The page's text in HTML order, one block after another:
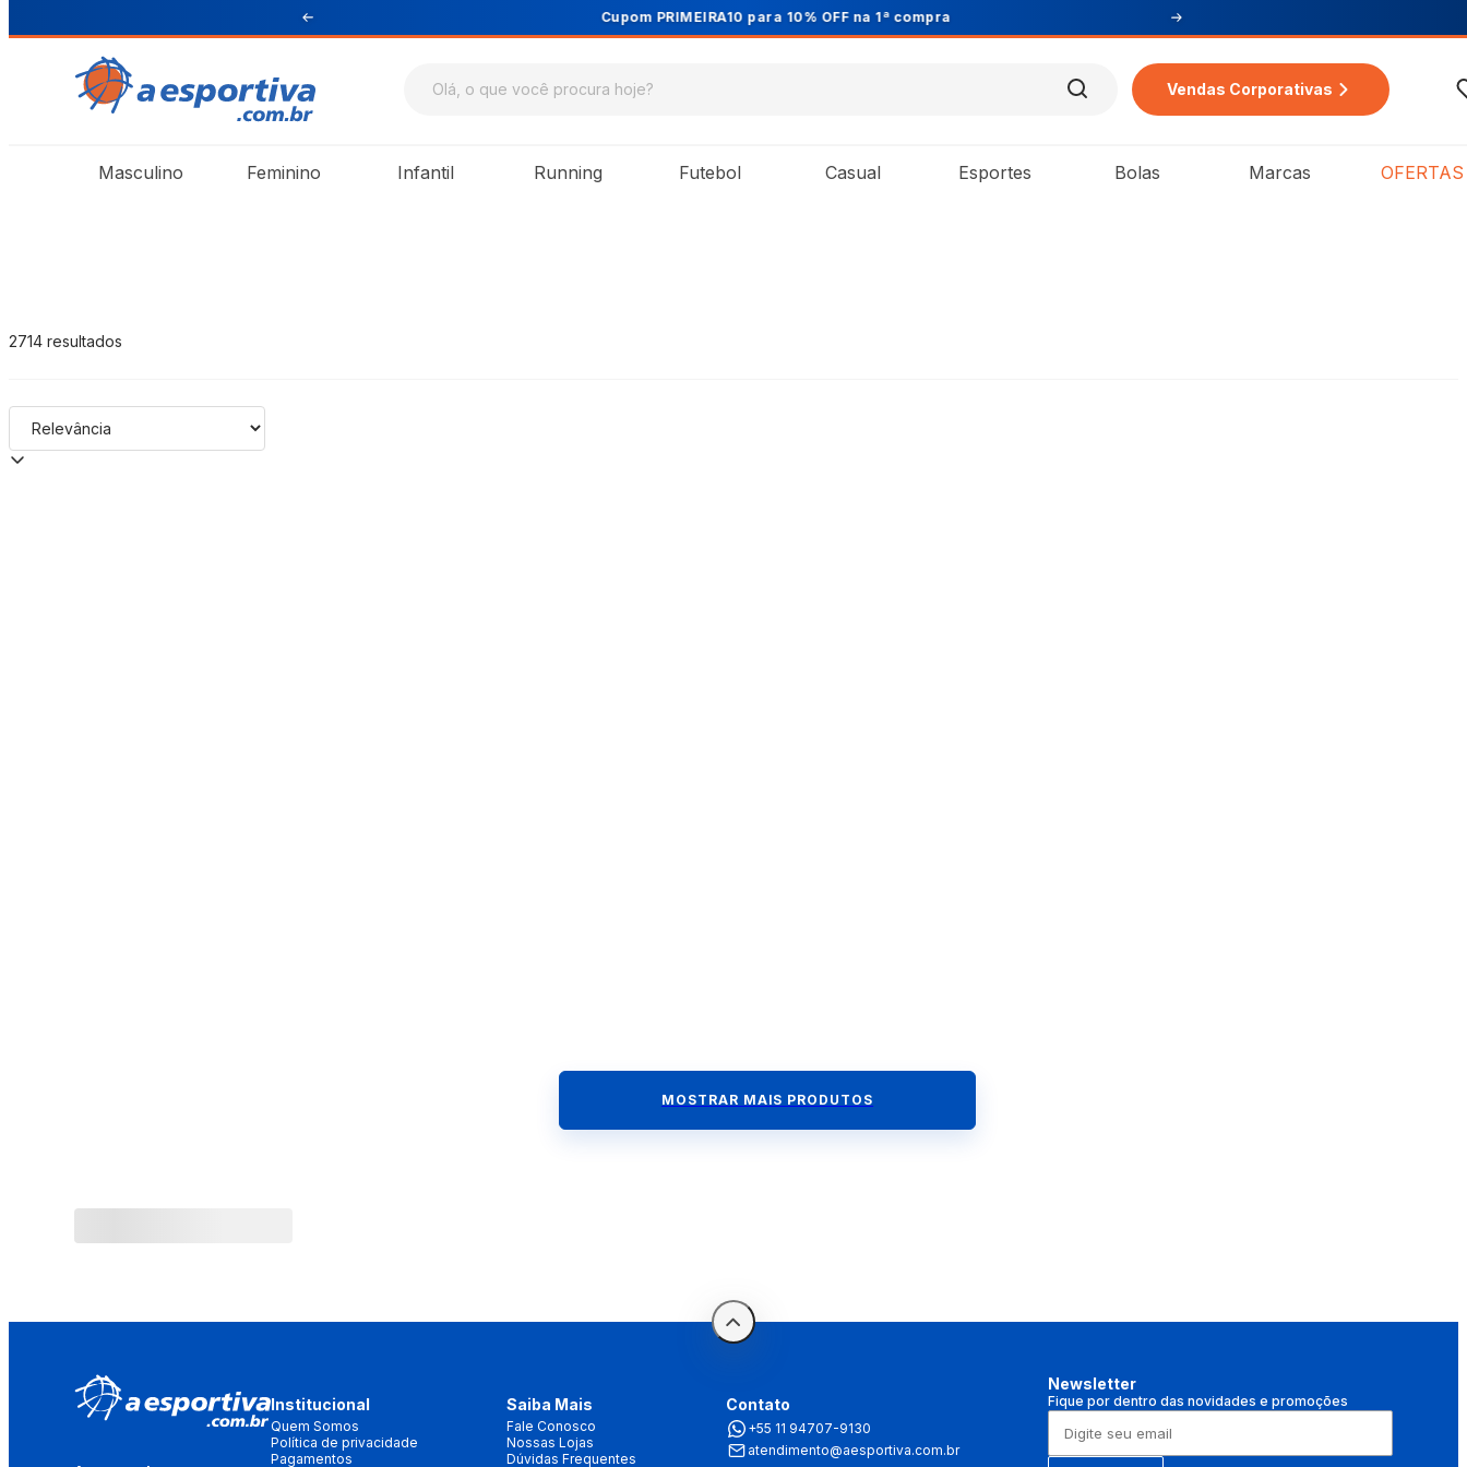
Cupom PRIMEIRA10 para 10% OFF na 1ª compra
Vendas Corporativas
Masculino Feminino Infantil Running Futebol Casual Esportes Bolas Marcas OFERTAS
2714 resultados
MOSTRAR MAIS PRODUTOS
Institucional
Quem Somos
Política de privacidade
Pagamentos
Saiba Mais
Fale Conosco
Nossas Lojas
Dúvidas Frequentes
Contato
+55 11 94707-9130
atendimento@aesportiva.com.br
Newsletter
Fique por dentro das novidades e promoções